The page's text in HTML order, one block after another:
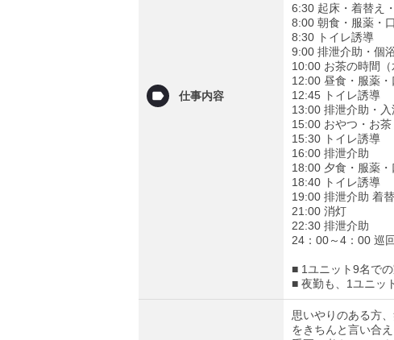
仕事内容
6:30 起床・着替え
8:00 朝食・服薬・
8:30 トイレ誘導
9:00 排泄介助・個
10:00 お茶の時間
12:00 昼食・服薬・
12:45 トイレ誘導
13:00 排泄介助・入
15:00 おやつ・お
15:30 トイレ誘導
16:00 排泄介助
18:00 夕食・服薬・
18:40 トイレ誘導
19:00 排泄介助 着替
21:00 消灯
22:30 排泄介助
24：00～4：00 巡
■ 1ユニット9名で
■ 夜勤も、1ユニッ
思いやりのある方
をきちんと言い合